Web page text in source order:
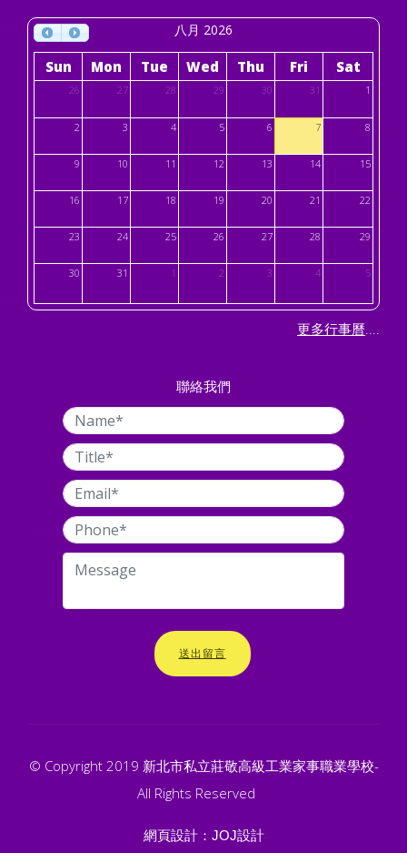
八月 2026
Sun Mon Tue Wed Thu Fri Sat
26 27 28 29 30 31 1
2 3 4 5 6 7 8
9 10 11 12 13 14 15
16 17 18 19 20 21 22
23 24 25 26 27 28 29
30 31 1 2 3 4 5
更多行事曆
聯絡我們
送出留言
© Copyright 2019 新北市私立莊敬高級工業家事職業學校-
All Rights Reserved
網頁設計： JOJ設計